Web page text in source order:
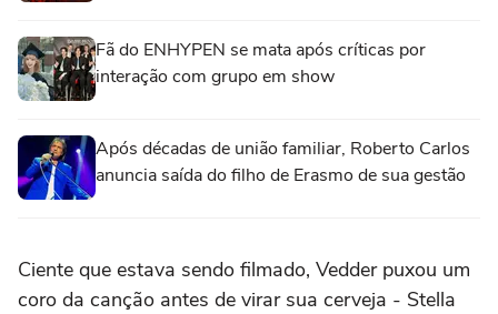
Fã do ENHYPEN se mata após críticas por
interação com grupo em show
Após décadas de união familiar, Roberto Carlos
anuncia saída do filho de Erasmo de sua gestão
Ciente que estava sendo filmado, Vedder puxou um
coro da canção antes de virar sua cerveja - Stella